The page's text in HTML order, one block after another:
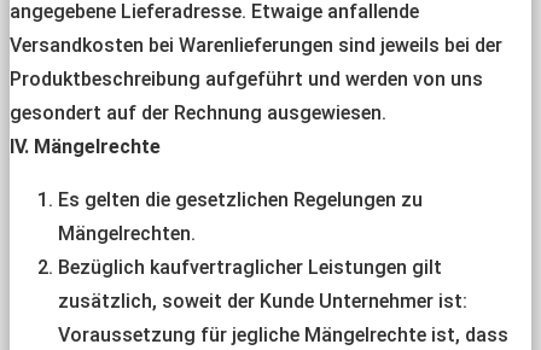
angegebene Lieferadresse. Etwaige anfallende
Versandkosten bei Warenlieferungen sind jeweils bei der
Produktbeschreibung aufgeführt und werden von uns
gesondert auf der Rechnung ausgewiesen.
IV. Mängelrechte
Es gelten die gesetzlichen Regelungen zu
Mängelrechten.
Bezüglich kaufvertraglicher Leistungen gilt
zusätzlich, soweit der Kunde Unternehmer ist:
Voraussetzung für jegliche Mängelrechte ist, dass